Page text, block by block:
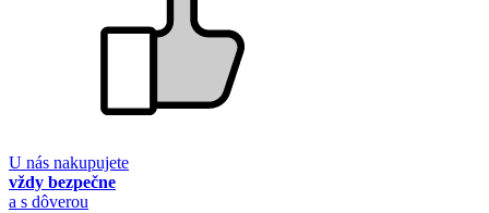
U nás nakupujete
vždy bezpečne
a s dôverou